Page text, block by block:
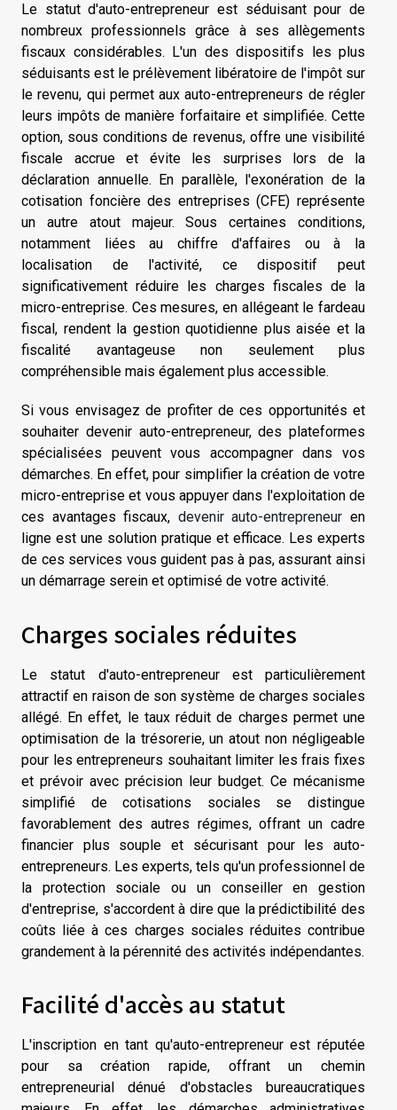
Le statut d'auto-entrepreneur est séduisant pour de
nombreux professionnels grâce à ses allègements
fiscaux considérables. L'un des dispositifs les plus
séduisants est le prélèvement libératoire de l'impôt sur
le revenu, qui permet aux auto-entrepreneurs de régler
leurs impôts de manière forfaitaire et simplifiée. Cette
option, sous conditions de revenus, offre une visibilité
fiscale accrue et évite les surprises lors de la
déclaration annuelle. En parallèle, l'exonération de la
cotisation foncière des entreprises (CFE) représente
un autre atout majeur. Sous certaines conditions,
notamment liées au chiffre d'affaires ou à la
localisation de l'activité, ce dispositif peut
significativement réduire les charges fiscales de la
micro-entreprise. Ces mesures, en allégeant le fardeau
fiscal, rendent la gestion quotidienne plus aisée et la
fiscalité avantageuse non seulement plus
compréhensible mais également plus accessible.
Si vous envisagez de profiter de ces opportunités et
souhaiter devenir auto-entrepreneur, des plateformes
spécialisées peuvent vous accompagner dans vos
démarches. En effet, pour simplifier la création de votre
micro-entreprise et vous appuyer dans l'exploitation de
ces avantages fiscaux, devenir auto-entrepreneur en
ligne est une solution pratique et efficace. Les experts
de ces services vous guident pas à pas, assurant ainsi
un démarrage serein et optimisé de votre activité.
Charges sociales réduites
Le statut d'auto-entrepreneur est particulièrement
attractif en raison de son système de charges sociales
allégé. En effet, le taux réduit de charges permet une
optimisation de la trésorerie, un atout non négligeable
pour les entrepreneurs souhaitant limiter les frais fixes
et prévoir avec précision leur budget. Ce mécanisme
simplifié de cotisations sociales se distingue
favorablement des autres régimes, offrant un cadre
financier plus souple et sécurisant pour les auto-
entrepreneurs. Les experts, tels qu'un professionnel de
la protection sociale ou un conseiller en gestion
d'entreprise, s'accordent à dire que la prédictibilité des
coûts liée à ces charges sociales réduites contribue
grandement à la pérennité des activités indépendantes.
Facilité d'accès au statut
L'inscription en tant qu'auto-entrepreneur est réputée
pour sa création rapide, offrant un chemin
entrepreneurial dénué d'obstacles bureaucratiques